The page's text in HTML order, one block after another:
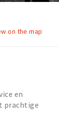
on the map
en
prachtige